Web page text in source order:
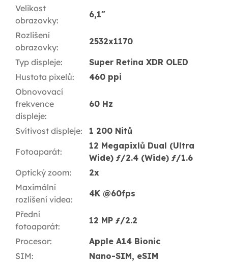
Velikost
obrazovky:
6,1"
Rozlišení
obrazovky:
2532x1170
Typ displeje:
Super Retina XDR OLED
Hustota pixelů:
460 ppi
Obnovovací
frekvence
displeje:
60 Hz
Svítivost displeje: 1 200 Nitů
Fotoaparát:
12 Megapixlů Dual (Ultra
Wide) ƒ/2.4 (Wide) ƒ/1.6
Optický zoom:
2x
Maximální
rozlišení videa:
4K @60fps
Přední
fotoaparát:
12 MP ƒ/2.2
Procesor:
Apple A14 Bionic
SIM:
Nano-SIM, eSIM